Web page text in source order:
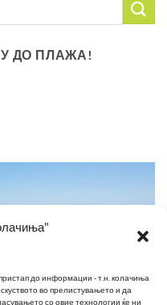
до информации - т.н. колачиња
во прелистувањето и да
со овие технологии ќе ни
ДО ПЛАЖА!